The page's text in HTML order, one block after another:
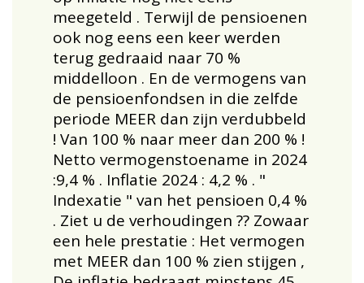
meegeteld . Terwijl de pensioenen
ook nog eens een keer werden
terug gedraaid naar 70 %
middelloon . En de vermogens van
de pensioenfondsen in die zelfde
periode MEER dan zijn verdubbeld
! Van 100 % naar meer dan 200 % !
Netto vermogenstoename in 2024
:9,4 % . Inflatie 2024 : 4,2 % . "
Indexatie " van het pensioen 0,4 %
. Ziet u de verhoudingen ?? Zowaar
een hele prestatie : Het vermogen
met MEER dan 100 % zien stijgen ,